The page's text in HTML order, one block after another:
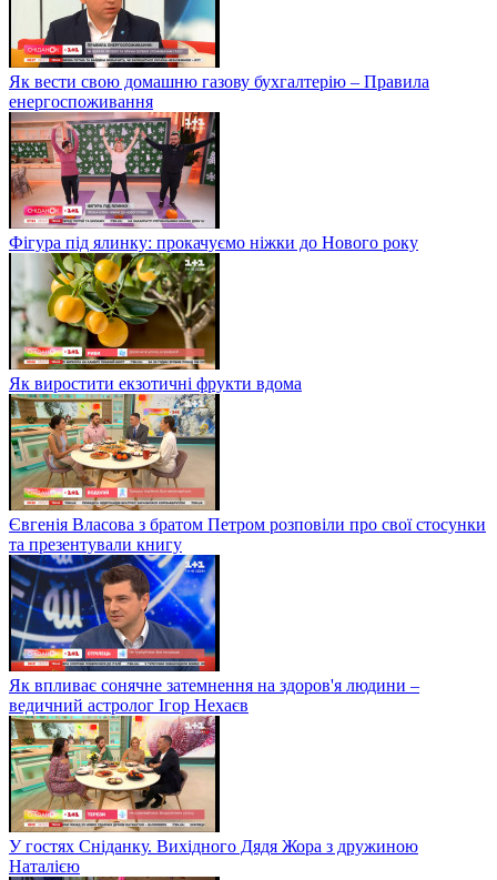
Як вести свою домашню газову бухгалтерію – Правила
енергоспоживання
Фігура під ялинку: прокачуємо ніжки до Нового року
Як виростити екзотичні фрукти вдома
Євгенія Власова з братом Петром розповіли про свої стосунки
та презентували книгу
Як впливає сонячне затемнення на здоров'я людини –
ведичний астролог Ігор Нехаєв
У гостях Сніданку. Вихідного Дядя Жора з дружиною
Наталією